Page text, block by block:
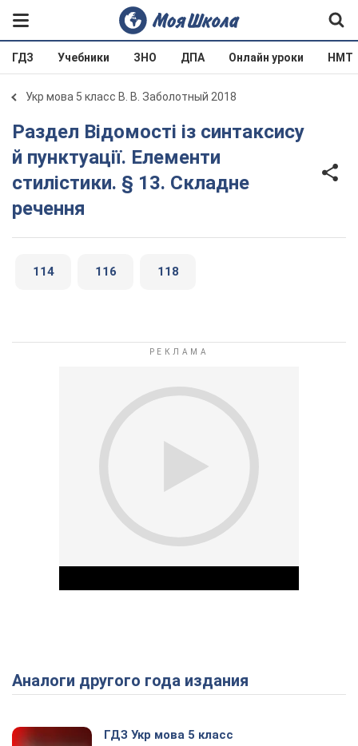
ГДЗ Учебники ЗНО ДПА Онлайн уроки НМТ
Укр мова 5 класс В. В. Заболотный 2018
Раздел Відомості із синтаксису
й пунктуації. Елементи
стилістики. § 13. Складне
речення
114 116 118
Play Video
Аналоги другого года издания
ГДЗ Укр мова 5 класс